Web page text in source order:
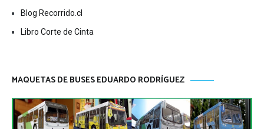
Blog Recorrido.cl
Libro Corte de Cinta
MAQUETAS DE BUSES EDUARDO RODRÍGUEZ